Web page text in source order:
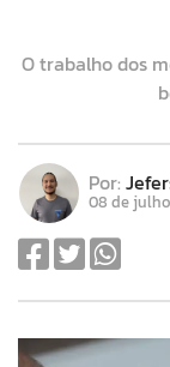
O trabalho dos
Por:
08 de